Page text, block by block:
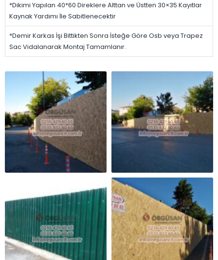
*Dikimi Yapılan 40*60 Direklere Alttan ve Üstten 30×35 Kayıtlar
Kaynak Yardımı İle Sabitlenecektir
*Demir Karkas İşi Bittikten Sonra İsteğe Göre Osb veya Trapez
Sac Vidalanarak Montaj Tamamlanır.